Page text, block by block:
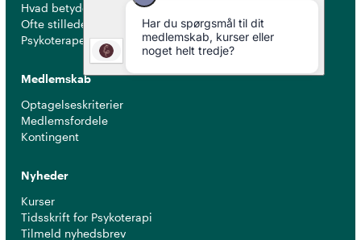
Hvad betyder titlen 'psykoterapeut MPF' ?
Ofte stillede spørgsmål
Psykoterapeuter nær dig
Medlemskab
Optagelseskriterier
Medlemsfordele
Kontingent
Nyheder
Kurser
Tidsskrift for Psykoterapi
Tilmeld nyhedsbrev